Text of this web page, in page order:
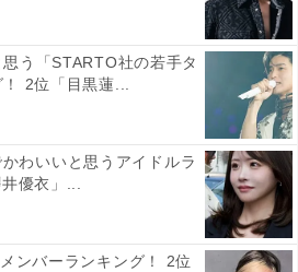
が増え、買い物するのに困らな
車での移動はアクセスしやすい」
環境のバランスを評価する声が
文ママです
う「STARTO社の若手タ
2位「目黒蓮...
かわいいと思うアイドルラ
優衣」...
ンバーランキング！ 2位